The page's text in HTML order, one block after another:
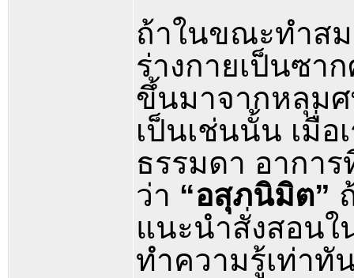
ถ้าในขณะทำสม
ร่างกายเป็นซา
ขึ้นมาจากหลุมศ
เป็นเช่นนั้น เมื่
ธรรมดา อาการ
ว่า “อสุภนิมิต”
แนะนำสั่งสอนใ
ทำความรู้เท่าทั